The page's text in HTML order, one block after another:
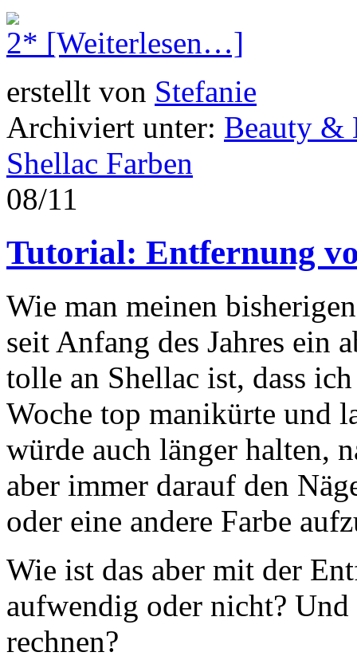
[Weiterlesen…]
erstellt von Stefanie
Archiviert unter: Beauty &
Shellac Farben
08/11
Tutorial: Entfernung
Wie man meinen
seit Anfang des Jahres ein
tolle an Shellac ist, dass
Woche top manikürte und
würde auch länger halten,
aber immer darauf den
oder eine andere Farbe
Wie ist das aber mit der
aufwendig oder nicht?
rechnen?